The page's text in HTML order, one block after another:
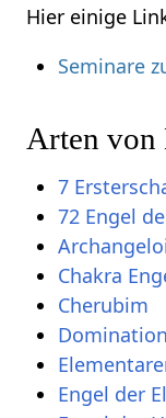
Hier einige
Seminare
Arten von
7
72 Engel
Chakra
Cherubim
Engel der